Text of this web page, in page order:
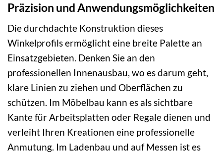
Präzision und Anwendungsmöglichkeiten
Die durchdachte Konstruktion dieses
Winkelprofils ermöglicht eine breite Palette an
Einsatzgebieten. Denken Sie an den
professionellen Innenausbau, wo es darum geht,
klare Linien zu ziehen und Oberflächen zu
schützen. Im Möbelbau kann es als sichtbare
Kante für Arbeitsplatten oder Regale dienen und
verleiht Ihren Kreationen eine professionelle
Anmutung. Im Ladenbau und auf Messen ist es